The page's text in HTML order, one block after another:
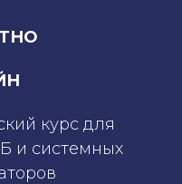
курс для
и системных